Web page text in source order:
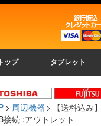
ップ
ップ一覧
ップ一
ソコン
グパソ
ッカード
タブレット
周辺機器
【送料込
接続 :アウトレット